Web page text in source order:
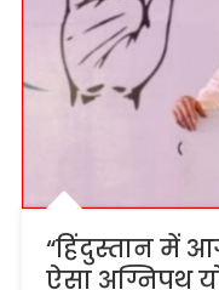
“हिंदुस्तान में
ऐसा अग्निपथ